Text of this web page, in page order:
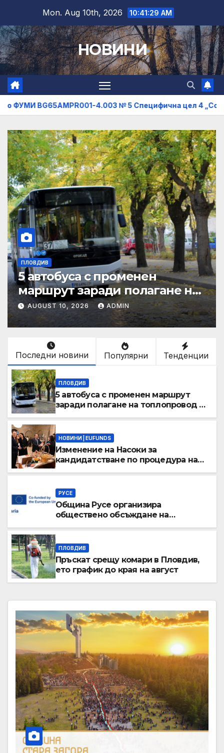
content
Mon. Aug 10th, 2026 10:41:31 AM
НОВИНИ
4.003 № 5 Специфична цел 4 „Солидарност“
ПЛОВДИВ
5 автобуса с променен
маршрут заради полагане на
топлопровод в район
„Западен“
AUGUST 10, 2026 ADMIN
Последни новини Популярни Тенденции
ПЛОВДИВ
5 автобуса с променен маршрут
заради полагане на топлопровод в
НОВИНИ | EUFUNDS
Изменение на Насоки за
кандидатстване по процедура на
Специфична цел 4 „Солидарност“
РУСЕ
Община Русе организира
обществено обсъждане на
ПЛОВДИВ
Пръскат срещу комари в Пловдив,
ето график до края на август